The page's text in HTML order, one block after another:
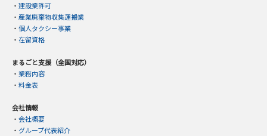
・ 建設業許可
・ 産業廃棄物収集運搬業
・ 個人タクシー事業
・ 在留資格
まるごと支援（全国対応）
・ 業務内容
・ 料金表
会社情報
・ 会社概要
・ グループ代表紹介